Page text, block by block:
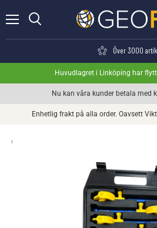
Över 3000
Huvudlagret i Linköping har
Nu kan våra kunder betala med
Enhetlig frakt på alla order. Oavsett
›